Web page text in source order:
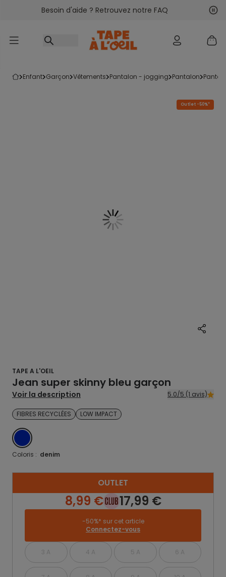
Accéder au contenu
Besoin d'aide ? Retrouvez notre FAQ
enfant garçon vêtements pantalon - jogging pantalon
Outlet -50%*
TAPE A L'OEIL
Jean super skinny bleu garçon
Voir la description 5.0/5 (1 avis)
FIBRES RECYCLÉES LOW IMPACT
DENIM
Coloris : denim
OUTLET
8,99 € 17,99 €
-50%* sur cet article
Connectez-vous
3 A 4 A 5 A 6 A